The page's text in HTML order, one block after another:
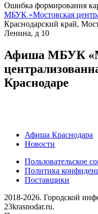
Ошибка формирования
МБУК «Мостовская
Краснодарский край,
Ленина, д 10
Афиша МБУК
Краснодаре
Афиша Краснодара
Новости
Пользовательское
Политика
Поставщики
2018-2026. Городской
23krasnodar.ru.